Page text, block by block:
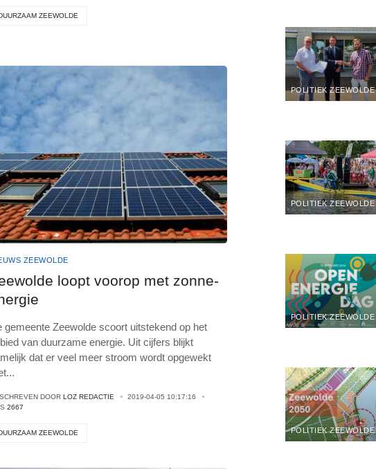
ZEEWOLDE
ZEEWOLDE
loopt voorop met zonne-
gemeente Zeewolde scoort uitstekend op het
van duurzame energie. Uit cijfers blijkt
dat er veel meer stroom wordt opgewekt
...
DOOR LOZ REDACTIE
2019-04-05 10:17:16
2667
ZEEWOLDE
POLITIEK ZEEWOLDE
POLITIEK ZEEWOLDE
POLITIEK ZEEWOLDE
POLITIEK ZEEWOLDE